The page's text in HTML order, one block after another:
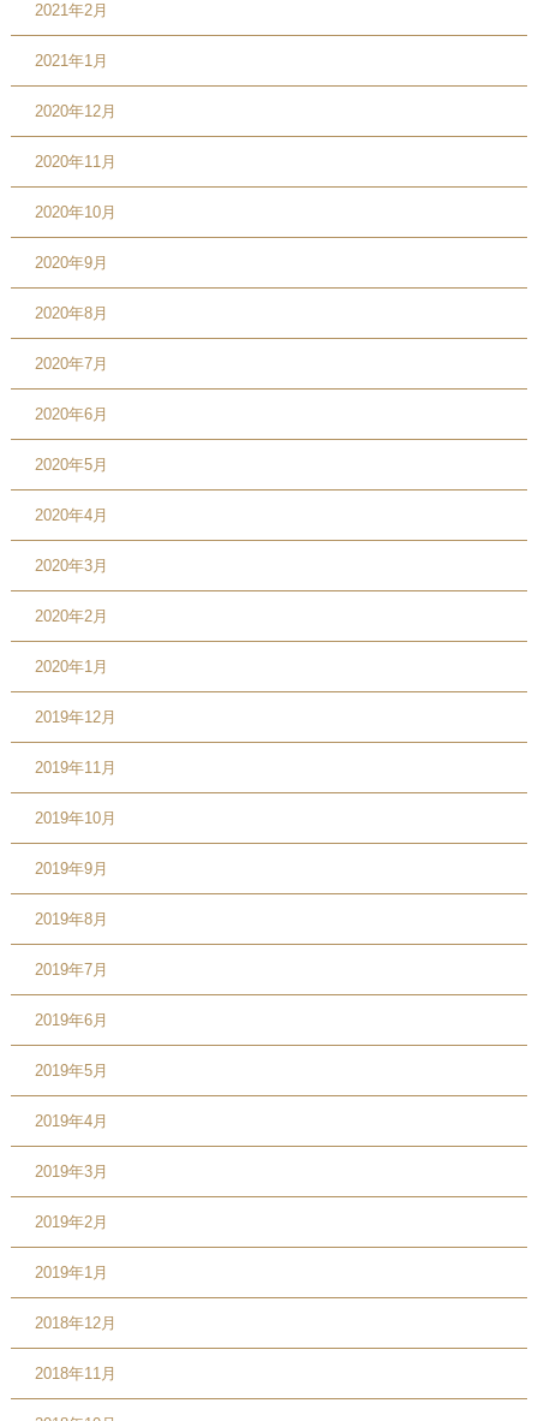
2021年2月
2021年1月
2020年12月
2020年11月
2020年10月
2020年9月
2020年8月
2020年7月
2020年6月
2020年5月
2020年4月
2020年3月
2020年2月
2020年1月
2019年12月
2019年11月
2019年10月
2019年9月
2019年8月
2019年7月
2019年6月
2019年5月
2019年4月
2019年3月
2019年2月
2019年1月
2018年12月
2018年11月